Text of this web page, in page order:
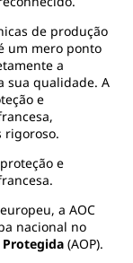
de produção
um mero ponto
a
sua qualidade. A
e
rigoroso.
e
a AOC
nacional no
(AOP).